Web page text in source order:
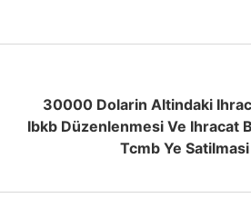
30000 Dolarin Altindaki
Ibkb Düzenlenmesi Ve Ihracat
Tcmb Ye